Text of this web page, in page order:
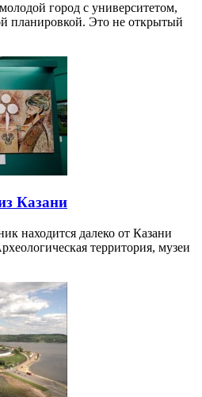
город с университетом,
планировкой. Это не открытый
Казани
находится далеко от Казани
территория, музеи